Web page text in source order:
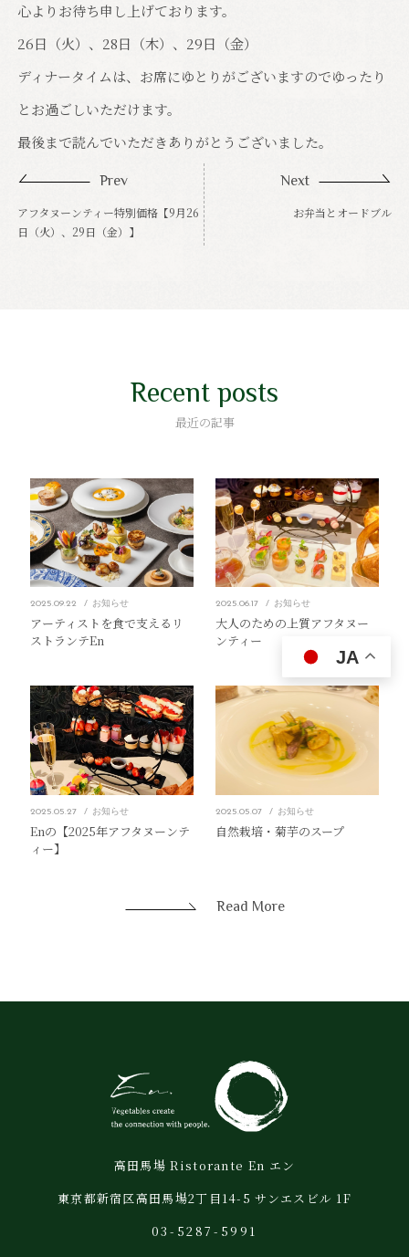
心よりお待ち申し上げております。
26日（火）、28日（木）、29日（金）
ディナータイムは、お席にゆとりがございますのでゆったり
とお過ごしいただけます。
最後まで読んでいただきありがとうございました。
Prev
アフタヌーンティー特別価格【9月26
日（火）、29日（金）】
Next
お弁当とオードブル
Recent posts
最近の記事
2025.09.22 お知らせ
アーティストを食で支えるリ
ストランテEn
2025.06.17 お知らせ
大人のための上質アフタヌー
ンティー
2025.05.27 お知らせ
Enの【2025年アフタヌーンテ
ィー】
2025.05.07 お知らせ
自然栽培・菊芋のスープ
Read More
高田馬場 Ristorante En エン
東京都新宿区高田馬場2丁目14-5 サンエスビル 1F
03-5287-5991
JA